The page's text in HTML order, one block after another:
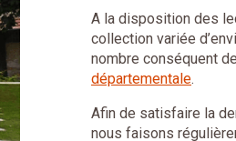
A la disposition des
collection variée
nombre conséquent
départementale.
Afin de satisfaire la
nous faisons